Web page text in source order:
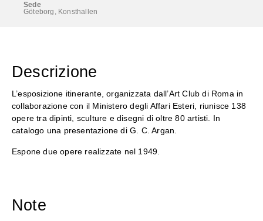
Sede
Göteborg, Konsthallen
Descrizione
L’esposizione itinerante, organizzata dall’Art Club di Roma in
collaborazione con il Ministero degli Affari Esteri, riunisce 138
opere tra dipinti, sculture e disegni di oltre 80 artisti. In
catalogo una presentazione di G. C. Argan.
Espone due opere realizzate nel 1949.
Note